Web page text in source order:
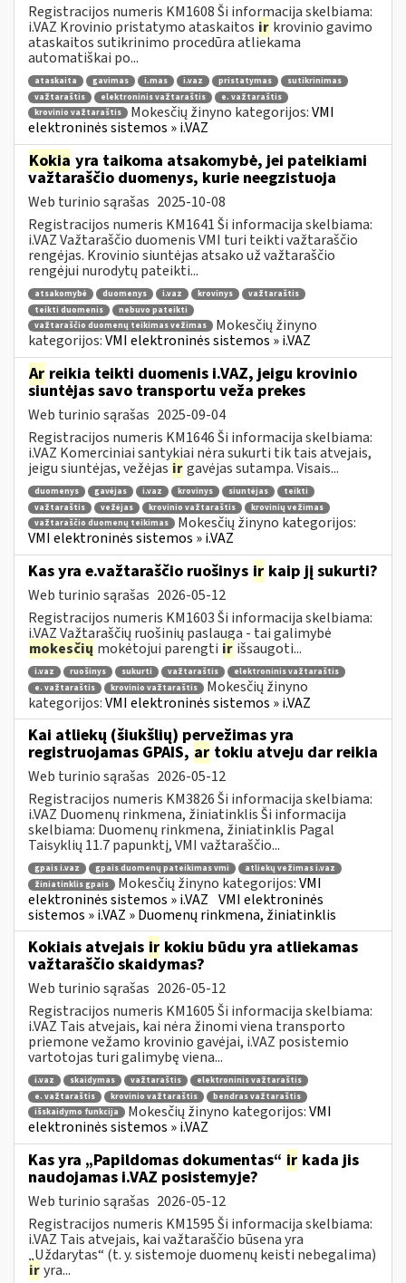
Registracijos numeris KM1608 Ši informacija skelbiama:
i.VAZ Krovinio pristatymo ataskaitos ir krovinio gavimo
ataskaitos sutikrinimo procedūra atliekama
automatiškai po...
ataskaita gavimas i.mas i.vaz pristatymas
sutikrinimas
važtaraštis
elektroninis važtaraštis
e. važtaraštis
krovinio važtaraštis
Mokesčių žinyno kategorijos:VMI
elektroninės sistemos » i.VAZ
Kokia yra taikoma atsakomybė, jei pateikiami
važtaraščio duomenys, kurie neegzistuoja
Web turinio sąrašas 2025-10-08
Registracijos numeris KM1641 Ši informacija skelbiama:
i.VAZ Važtaraščio duomenis VMI turi teikti važtaraščio
rengėjas. Krovinio siuntėjas atsako už važtaraščio
rengėjui nurodytų pateikti...
atsakomybė duomenys i.vaz krovinys
važtaraštis
teikti duomenis
nebuvo pateikti
važtaraščio duomenų teikimas vežimas
Mokesčių žinyno
kategorijos:VMI elektroninės sistemos » i.VAZ
Ar reikia teikti duomenis i.VAZ, jeigu krovinio
siuntėjas savo transportu veža prekes
Web turinio sąrašas 2025-09-04
Registracijos numeris KM1646 Ši informacija skelbiama:
i.VAZ Komerciniai santykiai nėra sukurti tik tais atvejais,
jeigu siuntėjas, vežėjas irgavėjas sutampa. Visais...
duomenys gavėjas i.vaz krovinys siuntėjas
teikti
važtaraštis
vežėjas krovinio važtaraštis
krovinių vežimas
važtaraščio duomenų teikimas
Mokesčių žinyno kategorijos:
VMI elektroninės sistemos » i.VAZ
Kas yra e.važtaraščio ruošinys ir kaip jį sukurti?
Web turinio sąrašas 2026-05-12
Registracijos numeris KM1603 Ši informacija skelbiama:
i.VAZ Važtaraščių ruošinių paslauga - tai galimybė
mokesčių mokėtojui parengti ir išsaugoti...
i.vaz ruošinys sukurti važtaraštis
elektroninis važtaraštis
e. važtaraštis
krovinio važtaraštis
Mokesčių žinyno
kategorijos:VMI elektroninės sistemos » i.VAZ
Kai atliekų (šiukšlių) pervežimas yra
registruojamas GPAIS, ar tokiu atveju dar reikia
Web turinio sąrašas 2026-05-12
Registracijos numeris KM3826 Ši informacija skelbiama:
i.VAZ Duomenų rinkmena, žiniatinklis Ši informacija
skelbiama: Duomenų rinkmena, žiniatinklis Pagal
Taisyklių 11.7 papunktį, VMI važtaraščio...
gpais i.vaz gpais duomenų pateikimas vmi
atliekų vežimas i.vaz
žiniatinklis gpais
Mokesčių žinyno kategorijos:VMI
elektroninės sistemos » i.VAZ VMI elektroninės
sistemos » i.VAZ » Duomenų rinkmena, žiniatinklis
Kokiais atvejais ir kokiu būdu yra atliekamas
važtaraščio skaidymas?
Web turinio sąrašas 2026-05-12
Registracijos numeris KM1605 Ši informacija skelbiama:
i.VAZ Tais atvejais, kai nėra žinomi viena transporto
priemone vežamo krovinio gavėjai, i.VAZ posistemio
vartotojas turi galimybę viena...
i.vaz skaidymas važtaraštis
elektroninis važtaraštis
e. važtaraštis
krovinio važtaraštis
bendras važtaraštis
išskaidymo funkcija
Mokesčių žinyno kategorijos:VMI
elektroninės sistemos » i.VAZ
Kas yra „Papildomas dokumentas“ ir kada jis
naudojamas i.VAZ posistemyje?
Web turinio sąrašas 2026-05-12
Registracijos numeris KM1595 Ši informacija skelbiama:
i.VAZ Tais atvejais, kai važtaraščio būsena yra
„Uždarytas“ (t. y. sistemoje duomenų keisti nebegalima)
iryra...